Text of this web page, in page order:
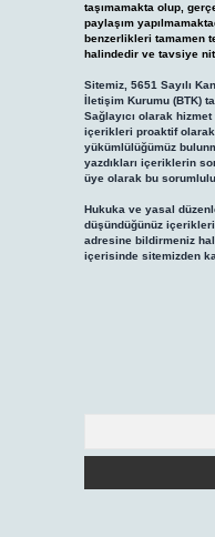
taşımamakta olup,
paylaşım
benzerlikleri tamamen
halindedir ve tavsiye
Sitemiz, 5651 Sayılı
İletişim Kurumu (BTK)
Sağlayıcı olarak
içerikleri proaktif olarak
yükümlülüğümüz
yazdıkları içeriklerin
üye olarak bu
Hukuka ve yasal
düşündüğünüz
adresine bildirmeniz
içerisinde sitemizden